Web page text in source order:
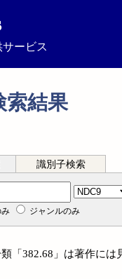
ービス
索結果
識別子検索
ジャンルのみ
「382.68」は著作には